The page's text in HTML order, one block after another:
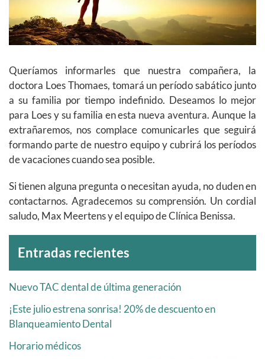
Queríamos informarles que nuestra compañera, la
doctora Loes Thomaes, tomará un período sabático junto
a su familia por tiempo indefinido. Deseamos lo mejor
para Loes y su familia en esta nueva aventura. Aunque la
extrañaremos, nos complace comunicarles que seguirá
formando parte de nuestro equipo y cubrirá los períodos
de vacaciones cuando sea posible.
Si tienen alguna pregunta o necesitan ayuda, no duden en
contactarnos. Agradecemos su comprensión. Un cordial
saludo, Max Meertens y el equipo de Clínica Benissa.
Entradas recientes
Nuevo TAC dental de última generación
¡Este julio estrena sonrisa! 20% de descuento en
Blanqueamiento Dental
Horario médicos